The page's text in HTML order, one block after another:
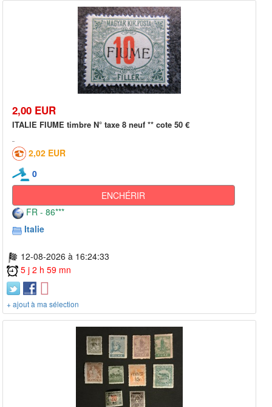
2,00 EUR
ITALIE FIUME timbre N° taxe 8 neuf ** cote 50 €
2,02 EUR
0
ENCHÉRIR
FR - 86***
Italie
12-08-2026 à 16:24:33
5 j 2 h 59 mn
+ ajout à ma sélection